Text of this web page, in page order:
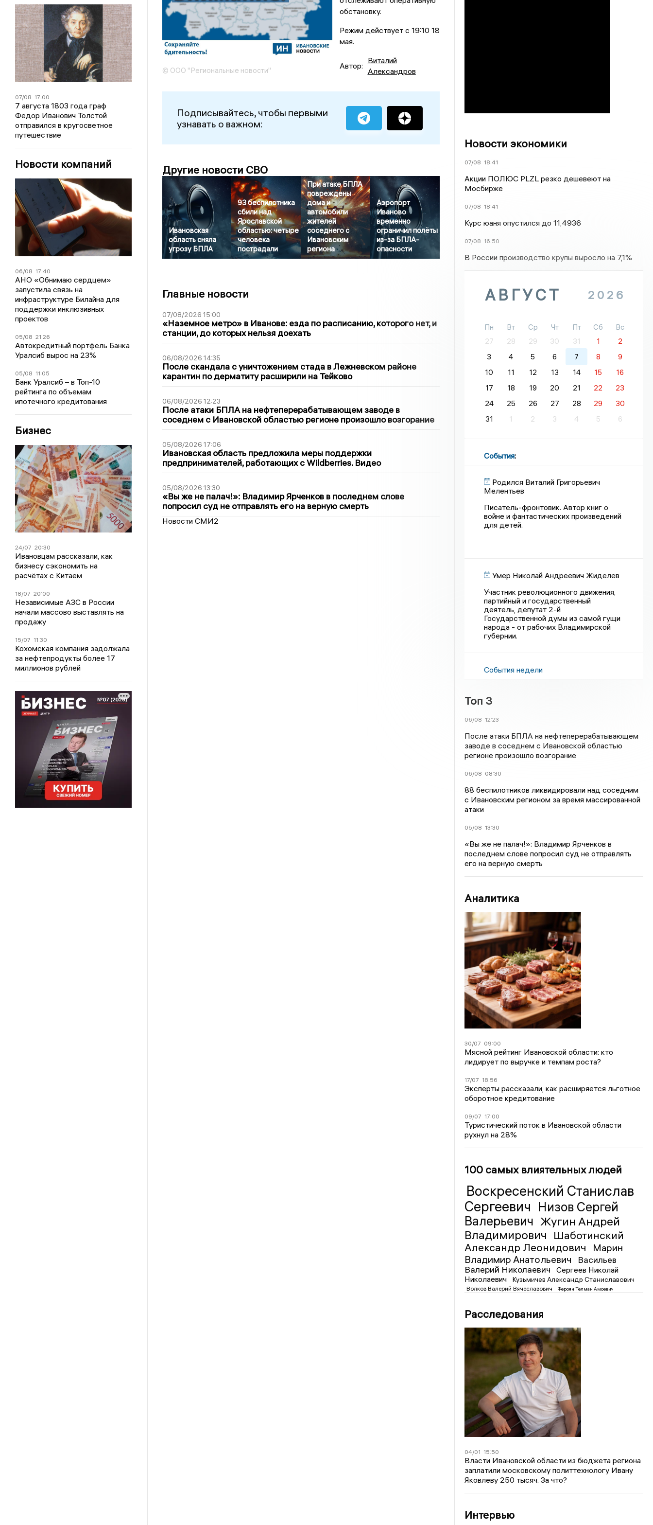
07/08 17:00
7 августа 1803 года граф
Федор Иванович Толстой
отправился в кругосветное
путешествие
Новости компаний
06/08 17:40
АНО «Обнимаю сердцем»
запустила связь на
инфраструктуре Билайна для
поддержки инклюзивных
проектов
05/08 21:26
Автокредитный портфель Банка
Уралсиб вырос на 23%
05/08 11:05
Банк Уралсиб – в Топ-10
рейтинга по объемам
ипотечного кредитования
Бизнес
24/07 20:30
Ивановцам рассказали, как
бизнесу сэкономить на
расчётах с Китаем
18/07 20:00
Независимые АЗС в России
начали массово выставлять на
продажу
15/07 11:30
Кохомская компания задолжала
за нефтепродукты более 17
миллионов рублей
© ООО "Региональные новости"
обстановку.
Режим действует с 19:10 18
мая.
Автор:
Виталий
Александров
Подписывайтесь, чтобы первыми
узнавать о важном:
Другие новости СВО
Ивановская
область сняла
угрозу БПЛА
93 беспилотника
сбили над
Ярославской
областью: четыре
человека
пострадали
При атаке БПЛА
повреждены
дома и
автомобили
жителей
соседнего с
Ивановским
региона
Аэропорт
Иваново
временно
ограничил полёты
из-за БПЛА-
опасности
Главные новости
07/08/2026 15:00
«Наземное метро» в Иванове: езда по расписанию, которого нет, и
станции, до которых нельзя доехать
06/08/2026 14:35
После скандала с уничтожением стада в Лежневском районе
карантин по дерматиту расширили на Тейково
06/08/2026 12:23
После атаки БПЛА на нефтеперерабатывающем заводе в
соседнем с Ивановской областью регионе произошло возгорание
05/08/2026 17:06
Ивановская область предложила меры поддержки
предпринимателей, работающих с Wildberries. Видео
05/08/2026 13:30
«Вы же не палач!»: Владимир Ярченков в последнем слове
попросил суд не отправлять его на верную смерть
Новости СМИ2
Новости экономики
07/08 18:41
Акции ПОЛЮС PLZL резко дешевеют на
Мосбирже
07/08 18:41
Курс юаня опустился до 11,4936
07/08 16:50
В России производство крупы выросло на 7,1%
АВГУСТ 2026
Пн Вт Ср Чт Пт Сб
Вс
27
28 29 30 31 1
2
3
4 5 6 7 8
9
10
11 12 13 14 15
16
17
18 19 20 21 22
23
24
25 26 27 28 29
30
31
1 2 3 4 5 6
События:
Родился Виталий Григорьевич
Мелентьев
Писатель-фронтовик. Автор книг о
войне и фантастических произведений
для детей.
Умер Николай Андреевич Жиделев
Участник революционного движения,
партийный и государственный
деятель, депутат 2-й
Государственной думы из самой гущи
народа - от рабочих Владимирской
губернии.
События недели
Топ 3
06/08 12:23
После атаки БПЛА на нефтеперерабатывающем
заводе в соседнем с Ивановской областью
регионе произошло возгорание
06/08 08:30
88 беспилотников ликвидировали над соседним
с Ивановским регионом за время массированной
атаки
05/08 13:30
«Вы же не палач!»: Владимир Ярченков в
последнем слове попросил суд не отправлять
его на верную смерть
Аналитика
30/07 09:00
Мясной рейтинг Ивановской области: кто
лидирует по выручке и темпам роста?
17/07 18:56
Эксперты рассказали, как расширяется льготное
оборотное кредитование
09/07 17:00
Туристический поток в Ивановской области
рухнул на 28%
100 самых влиятельных людей
Воскресенский Станислав
Сергеевич Низов Сергей
Валерьевич Жугин Андрей
Владимирович
Шаботинский
Александр Леонидович
Марин
Владимир Анатольевич
Васильев
Валерий Николаевич
Сергеев Николай
Николаевич
Кузьмичев Александр Станиславович
Волков Валерий Вячеславович Фероян Телман Амоевич
Расследования
04/01 15:50
Власти Ивановской области из бюджета региона
заплатили московскому политтехнологу Ивану
Яковлеву 250 тысяч. За что?
Интервью